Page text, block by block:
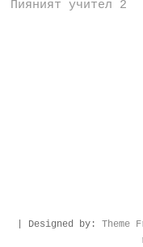
navigation
post:
Пияният учител 2
| Designed by: Theme